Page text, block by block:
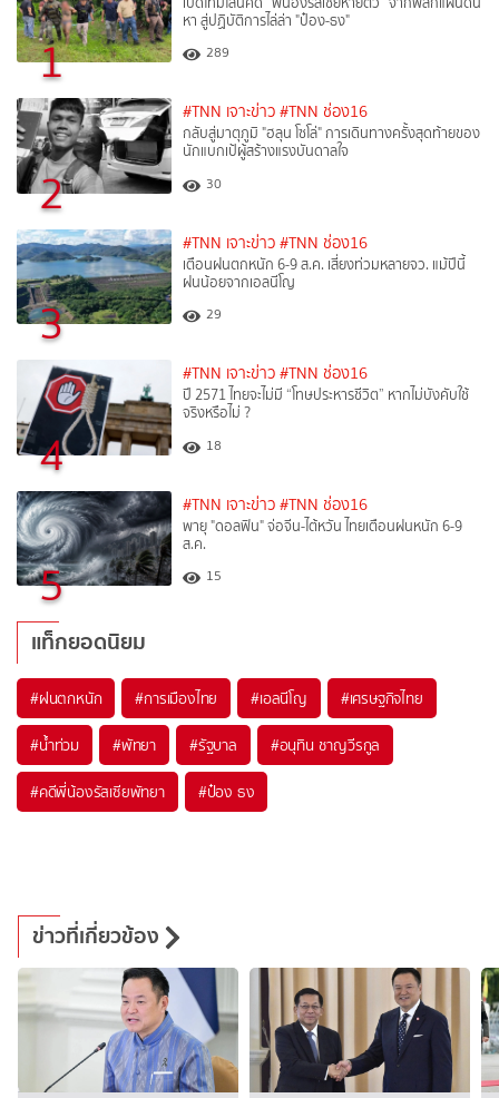
1
หา สู่ปฏิบัติการไล่ล่า "ป๋อง-ธง"
289
2
#TNN เจาะข่าว #TNN ช่อง16
กลับสู่มาตุภูมิ "ฮลุน โซโล่" การเดินทางครั้งสุดท้ายของ
นักแบกเป้ผู้สร้างแรงบันดาลใจ
30
3
#TNN เจาะข่าว #TNN ช่อง16
เตือนฝนตกหนัก 6-9 ส.ค. เสี่ยงท่วมหลายจว. แม้ปีนี้
ฝนน้อยจากเอลนีโญ
29
4
#TNN เจาะข่าว #TNN ช่อง16
ปี 2571 ไทยจะไม่มี “โทษประหารชีวิต” หากไม่บังคับใช้
จริงหรือไม่ ?​
18
5
#TNN เจาะข่าว #TNN ช่อง16
พายุ "ดอลฟิน" จ่อจีน-ไต้หวัน ไทยเตือนฝนหนัก 6-9
ส.ค.
15
แท็กยอดนิยม
#ฝนตกหนัก #การเมืองไทย #เอลนีโญ #เศรษฐกิจไทย
#น้ำท่วม #พัทยา #รัฐบาล #อนุทิน ชาญวีรกูล
#คดีพี่น้องรัสเซียพัทยา #ป๋อง ธง
ข่าวที่เกี่ยวข้อง